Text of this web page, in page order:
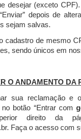
desejar (exceto
depois de
sejam salvas.
cadastro de mesmo
sendo únicos em
O ANDAMENTO DA
sua reclamação e
botão “Entrar com
direito da
Faça o acesso com